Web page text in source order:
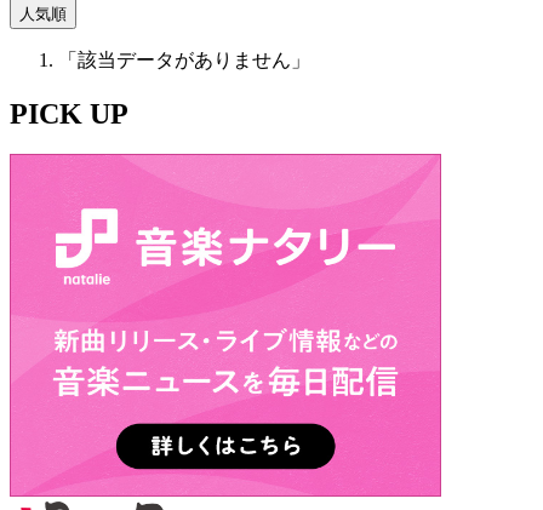
人気順
「該当データがありません」
PICK UP